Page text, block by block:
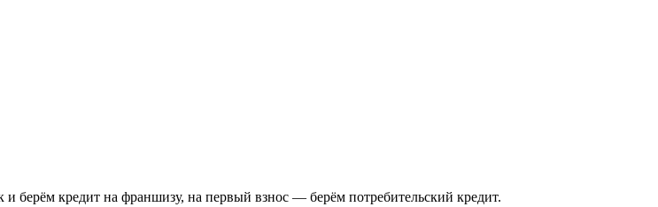
берём кредит на франшизу, на первый взнос — берём потребительский кредит.